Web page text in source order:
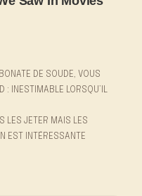
DE SOUDE, VOUS
: INESTIMABLE LORSQU’IL
LES JETER MAIS LES
EST INTÉRESSANTE